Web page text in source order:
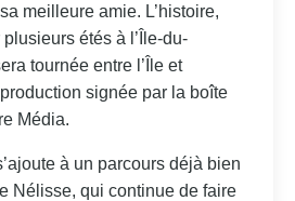
meilleure amie. L’histoire,
étés à l’Île-du-
tournée entre l’Île et
signée par la boîte
Média.
à un parcours déjà bien
Nélisse, qui continue de faire